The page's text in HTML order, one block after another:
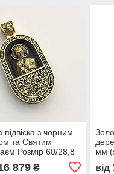
підвіска з чорним
та Святим
Розмір 60/28,8
879₴
мм
від